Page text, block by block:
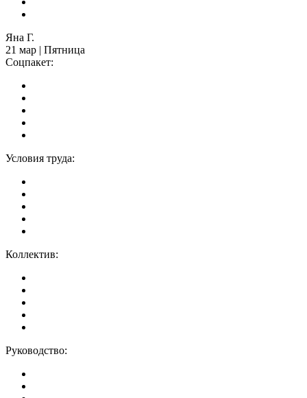
Яна Г.
21 мар | Пятница
Соцпакет:
Условия труда:
Коллектив:
Руководство: